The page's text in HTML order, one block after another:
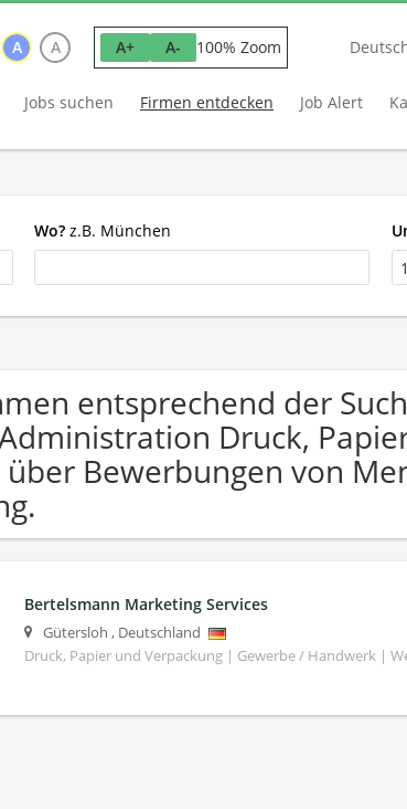
A A A+ A- 100% Zoom
Jobs suchen Firmen entdecken Job Alert
Wo? z.B. München
entsprechend der
Druck,
Bewerbungen von
Bertelsmann Marketing Services
Gütersloh , Deutschland
Druck, Papier und Verpackung | Gewerbe / Handwerk |